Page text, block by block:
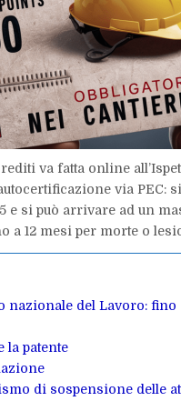
va fatta online
via PEC:
e si può arrivare ad un
a 12 mesi per morte o
nazionale del Lavoro:
la patente
di sospensione delle